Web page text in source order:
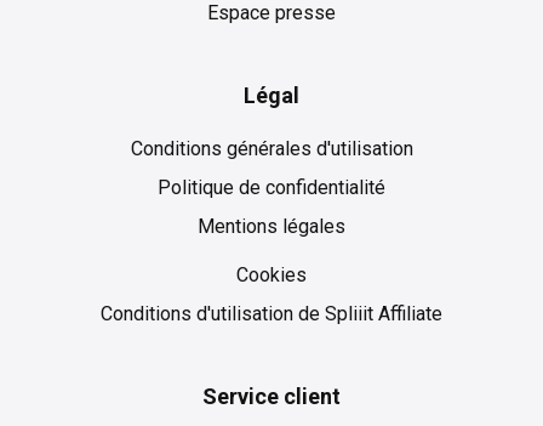
Espace presse
Légal
Conditions générales d'utilisation
Politique de confidentialité
Mentions légales
Cookies
Cookies
Conditions d'utilisation de Spliiit Affiliate
Service client